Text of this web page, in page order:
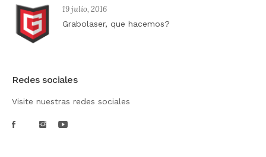
19 julio, 2016
Grabolaser, que hacemos?
Redes sociales
Visite nuestras redes sociales